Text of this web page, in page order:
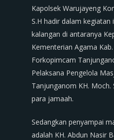
Kapolsek Warujayeng
S.H hadir dalam
kalangan di antaranya
Kementerian Agama
Forkopimcam
Pelaksana Pengelola
Tanjunganom KH. Moch.
para jamaah.
Sedangkan penyampai
adalah KH. Abdun Nasir